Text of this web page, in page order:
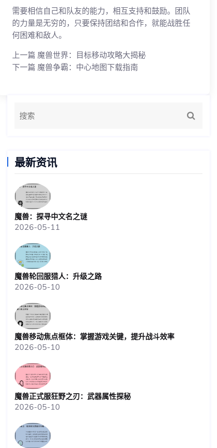
需要相信自己和队友的能力，相互支持和鼓励。团队
的力量是无穷的，只要保持团结和合作，就能战胜任
何困难和敌人。
上一篇 魔兽世界：目标移动攻略大揭秘
下一篇 魔兽争霸：中心地图下载指南
最新资讯
魔兽：探寻中文名之谜
2026-05-11
魔兽轮回服猎人：升级之路
2026-05-10
魔兽移动焦点框体：掌握游戏关键，提升战斗效率
2026-05-10
魔兽正式服狂野之刃：武器属性探秘
2026-05-10